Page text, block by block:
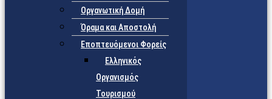
Οργανωτική Δομή
Όραμα και Αποστολή
Εποπτευόμενοι Φορείς
Eλληνικός
Οργανισμός
Τουρισμού